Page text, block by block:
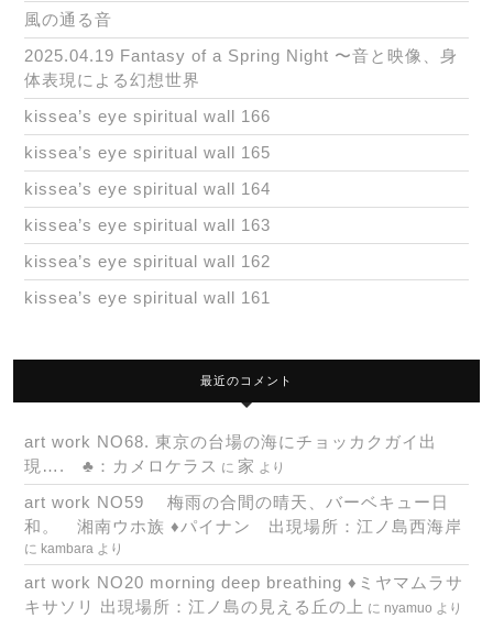
風の通る音
2025.04.19 Fantasy of a Spring Night 〜音と映像、身
体表現による幻想世界
kissea’s eye spiritual wall 166
kissea’s eye spiritual wall 165
kissea’s eye spiritual wall 164
kissea’s eye spiritual wall 163
kissea’s eye spiritual wall 162
kissea’s eye spiritual wall 161
最近のコメント
art work NO68. 東京の台場の海にチョッカクガイ出
現…. ♣：カメロケラス に 家 より
art work NO59 梅雨の合間の晴天、バーベキュー日
和。 湘南ウホ族 ♦パイナン 出現場所：江ノ島西海岸
に kambara より
art work NO20 morning deep breathing ♦ミヤマムラサ
キサソリ 出現場所：江ノ島の見える丘の上 に nyamuo より